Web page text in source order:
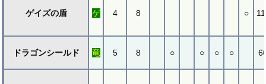
ゲイズの盾 ゲ 4 8 ○
ドラゴンシールド 竜 5 8 ○ ○ ○ ○